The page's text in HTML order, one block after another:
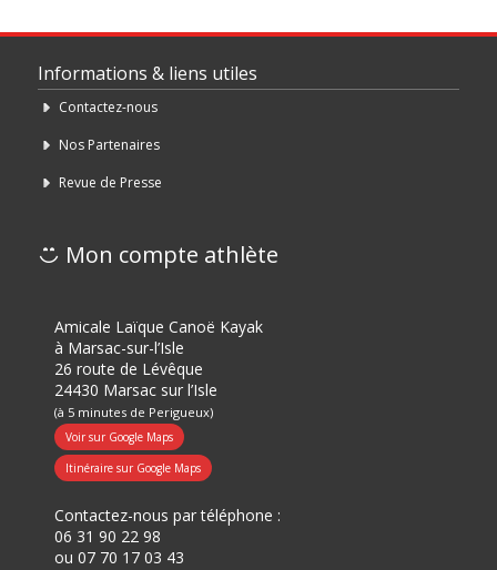
Informations & liens utiles
Contactez-nous
Nos Partenaires
Revue de Presse
Mon compte athlète
Amicale Laïque Canoë Kayak
à Marsac-sur-l’Isle
26 route de Lévêque
24430 Marsac sur l’Isle
(à 5 minutes de Perigueux)
Voir sur Google Maps
Itinéraire sur Google Maps
Contactez-nous par téléphone :
06 31 90 22 98
ou 07 70 17 03 43